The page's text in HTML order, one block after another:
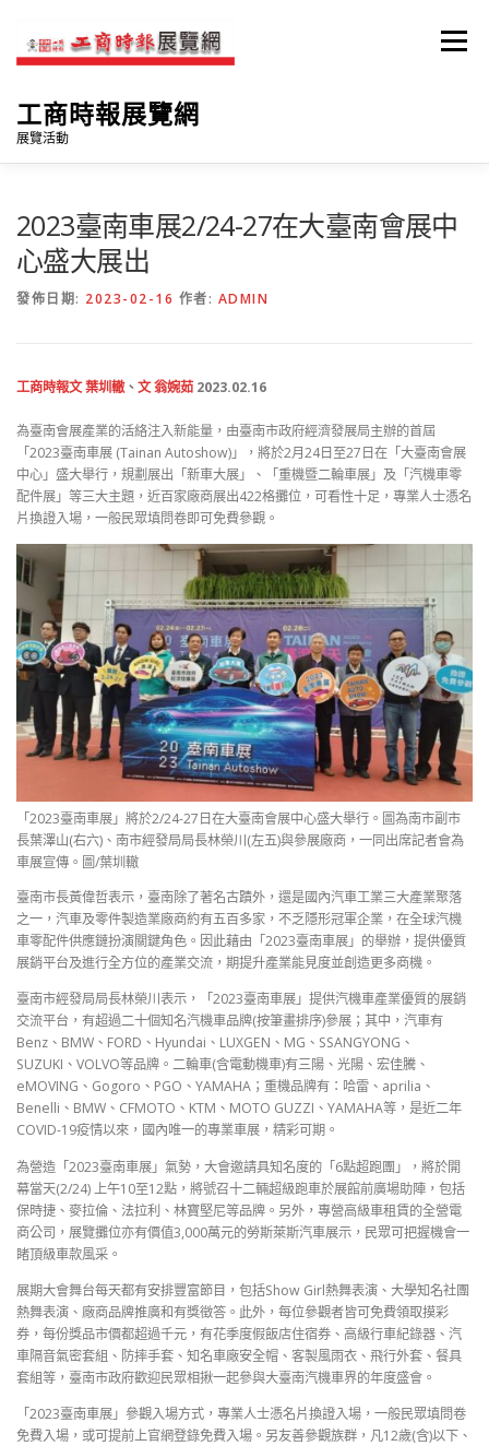
工商時報展覽網
展覽活動
選單
2023臺南車展2/24-27在大臺南會展中
心盛大展出
發佈日期: 2023-02-16 作者: ADMIN
工商時報文 葉圳轍、 文 翁婉茹 2023.02.16
為臺南會展產業的活絡注入新能量，由臺南市政府經濟發展局主辦的首屆
「2023臺南車展 (Tainan Autoshow)」，將於2月24日至27日在「大臺南會展
中心」盛大舉行，規劃展出「新車大展」、「重機暨二輪車展」及「汽機車零
配件展」等三大主題，近百家廠商展出422格攤位，可看性十足，專業人士憑名
片換證入場，一般民眾填問卷即可免費參觀。
「2023臺南車展」將於2/24-27日在大臺南會展中心盛大舉行。圖為南市副市
長葉澤山(右六)、南市經發局局長林榮川(左五)與參展廠商，一同出席記者會為
車展宣傳。圖/葉圳轍
臺南市長黃偉哲表示，臺南除了著名古蹟外，還是國內汽車工業三大產業聚落
之一，汽車及零件製造業廠商約有五百多家，不乏隱形冠軍企業，在全球汽機
車零配件供應鏈扮演關鍵角色。因此藉由「2023臺南車展」的舉辦，提供優質
展銷平台及進行全方位的產業交流，期提升產業能見度並創造更多商機。
臺南市經發局局長林榮川表示，「2023臺南車展」提供汽機車產業優質的展銷
交流平台，有超過二十個知名汽機車品牌(按筆畫排序)參展；其中，汽車有
Benz、BMW、FORD、Hyundai、LUXGEN、MG、SSANGYONG、
SUZUKI、VOLVO等品牌。二輪車(含電動機車)有三陽、光陽、宏佳騰、
eMOVING、Gogoro、PGO、YAMAHA；重機品牌有：哈雷、aprilia、
Benelli、BMW、CFMOTO、KTM、MOTO GUZZI、YAMAHA等，是近二年
COVID-19疫情以來，國內唯一的專業車展，精彩可期。
為營造「2023臺南車展」氣勢，大會邀請具知名度的「6點超跑團」，將於開
幕當天(2/24) 上午10至12點，將號召十二輛超級跑車於展館前廣場助陣，包括
保時捷、麥拉倫、法拉利、林寶堅尼等品牌。另外，專營高級車租賃的全營電
商公司，展覽攤位亦有價值3,000萬元的勞斯萊斯汽車展示，民眾可把握機會一
睹頂級車款風采。
展期大會舞台每天都有安排豐富節目，包括Show Girl熱舞表演、大學知名社團
熱舞表演、廠商品牌推廣和有獎徵答。此外，每位參觀者皆可免費領取摸彩
券，每份獎品市價都超過千元，有花季度假飯店住宿券、高級行車紀錄器、汽
車隔音氣密套組、防摔手套、知名車廠安全帽、客製風雨衣、飛行外套、餐具
套組等，臺南市政府歡迎民眾相揪一起參與大臺南汽機車界的年度盛會。
「2023臺南車展」參觀入場方式，專業人士憑名片換證入場，一般民眾填問卷
免費入場，或可提前上官網登錄免費入場。另友善參觀族群，凡12歲(含)以下、